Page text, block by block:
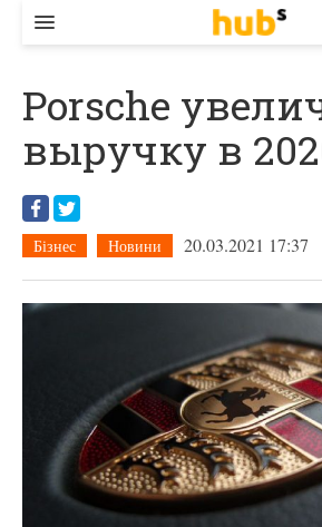
ЕКОНОМІКА
БІЗНЕС
СТАРТЕР
КОНТАКТИ
Porsche
выручку в
Бізнес Новини 20.03.2021 17:37